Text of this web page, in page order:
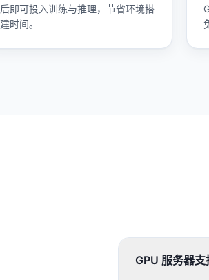
后即可投入训练与推理，节省环境搭
建时间。
GPU 服务器